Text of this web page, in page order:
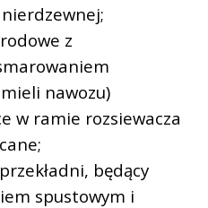
z
nawozu)
w ramie rozsiewacza
będący
spustowym i